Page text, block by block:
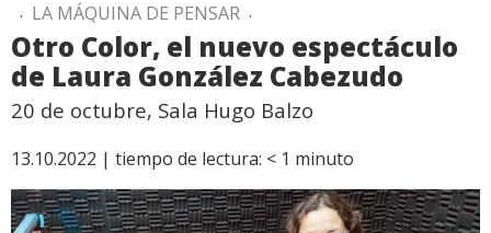
. LA MÁQUINA DE PENSAR .
Otro Color, el nuevo espectáculo
de Laura González Cabezudo
20 de octubre, Sala Hugo Balzo
13.10.2022 | tiempo de lectura: < 1 minuto